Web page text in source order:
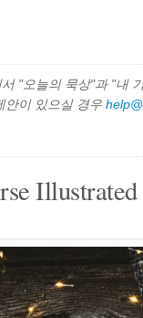
서 "오늘의 묵상"과 "내
안이 있으실 경우
Illustrated